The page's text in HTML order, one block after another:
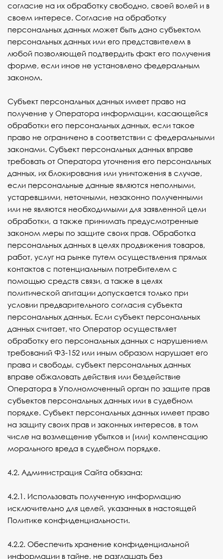
согласие на их обработку свободно, своей волей и в
своем интересе. Согласие на обработку
персональных данных может быть дано субъектом
персональных данных или его представителем в
любой позволяющей подтвердить факт его получения
форме, если иное не установлено федеральным
законом.
Субъект персональных данных имеет право на
получение у Оператора информации, касающейся
обработки его персональных данных, если такое
право не ограничено в соответствии с федеральными
законами. Субъект персональных данных вправе
требовать от Оператора уточнения его персональных
данных, их блокирования или уничтожения в случае,
если персональные данные являются неполными,
устаревшими, неточными, незаконно полученными
или не являются необходимыми для заявленной цели
обработки, а также принимать предусмотренные
законом меры по защите своих прав. Обработка
персональных данных в целях продвижения товаров,
работ, услуг на рынке путем осуществления прямых
контактов с потенциальным потребителем с
помощью средств связи, а также в целях
политической агитации допускается только при
условии предварительного согласия субъекта
персональных данных. Если субъект персональных
данных считает, что Оператор осуществляет
обработку его персональных данных с нарушением
требований ФЗ-152 или иным образом нарушает его
права и свободы, субъект персональных данных
вправе обжаловать действия или бездействие
Оператора в Уполномоченный орган по защите прав
субъектов персональных данных или в судебном
порядке. Субъект персональных данных имеет право
на защиту своих прав и законных интересов, в том
числе на возмещение убытков и (или) компенсацию
морального вреда в судебном порядке.
4.2. Администрация Сайта обязана:
4.2.1. Использовать полученную информацию
исключительно для целей, указанных в настоящей
Политике конфиденциальности.
4.2.2. Обеспечить хранение конфиденциальной
информации в тайне, не разглашать без